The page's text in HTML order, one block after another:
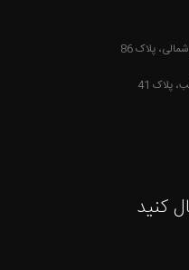
پلاک 86
کنید